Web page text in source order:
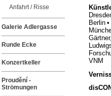
Berlin
VNM
Anfahrt / Risse
Galerie Adlergasse
Runde Ecke
Konzertkeller
Proudění -
Strömungen